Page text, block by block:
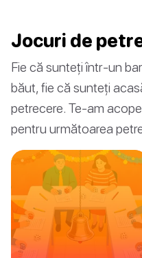
Jocuri de
Fie că sunteți într-un
băut, fie că sunteți
petrecere. Te-am
pentru următoarea